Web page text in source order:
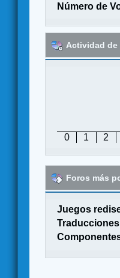
Número de
Actividad
0 1 2
Foros más
Juegos